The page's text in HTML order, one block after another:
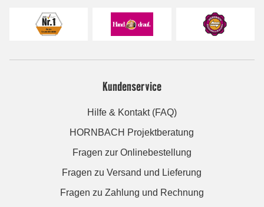
Kundenservice
Hilfe & Kontakt (FAQ)
HORNBACH Projektberatung
Fragen zur Onlinebestellung
Fragen zu Versand und Lieferung
Fragen zu Zahlung und Rechnung